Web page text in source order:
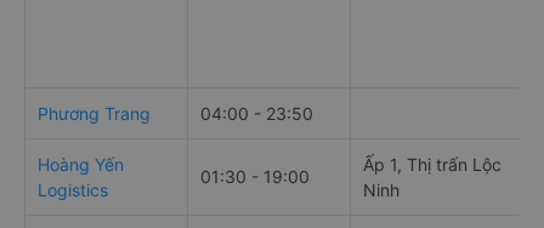
Phương Trang 04:00 - 23:50
Hoàng Yến
Logistics
01:30 - 19:00
Ấp 1, Thị trấn Lộc
Ninh